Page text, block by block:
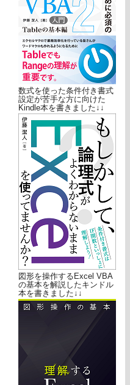
数式を使った条件付き書式
設定が苦手な方に向けた
Kindle本を書きました↓↓
図形を操作するExcel VBA
の基本を解説したキンドル
本を書きました↓↓